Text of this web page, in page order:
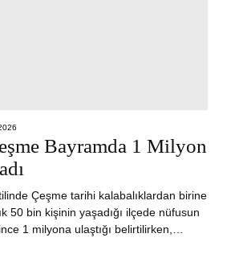
Bayramda 1 Milyon
Çeşme tarihi kalabalıklardan birine
50 bin kişinin yaşadığı ilçede nüfusun
1 milyona ulaştığı belirtilirken,…